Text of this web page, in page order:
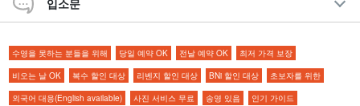
총 길이 약 1,500m로 이시가키섬에서 가장 큰 강을 카누로 크루징
추천 포인트
입소문
수영을 못하는 분들을 위해 당일 예약 OK 전날 예약 OK
최저 가격 보장
비오는 날 OK
복수 할인 대상 리벤지 할인 대상 BNi 할인 대상
초보자를 위한
외국어 대응(English available)
사진 서비스 무료 송영 있음
인기 가이드